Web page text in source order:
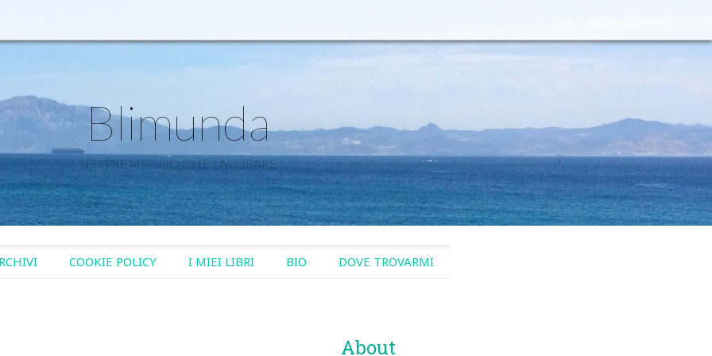
Blimunda
SEMPRE MEGLIO CHE LAVORARE
COOKIE POLICY I MIEI LIBRI BIO DOVE TROVARMI
About